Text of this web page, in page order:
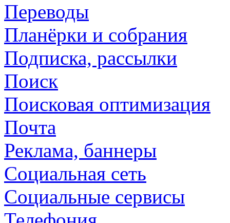
Переводы
Планёрки и собрания
Подписка, рассылки
Поиск
Поисковая оптимизация
Почта
Реклама, баннеры
Социальная сеть
Социальные сервисы